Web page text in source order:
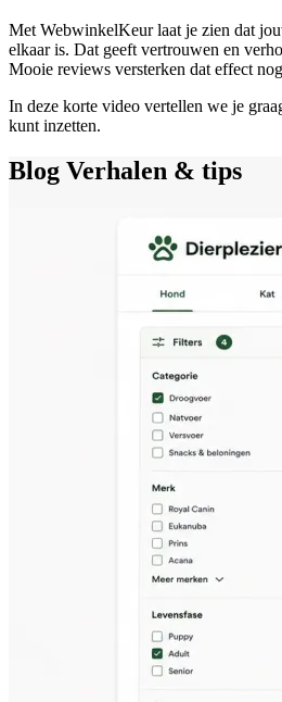
Met WebwinkelKeur laat je zien dat
elkaar is. Dat geeft vertrouwen en
Mooie reviews versterken dat effect
In deze korte video vertellen we je
kunt inzetten.
Blog Verhalen & tips